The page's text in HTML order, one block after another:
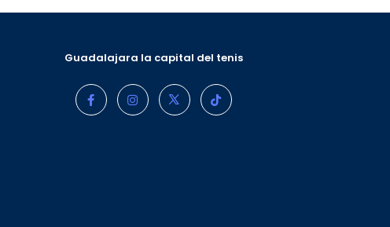
Guadalajara la capital del tenis